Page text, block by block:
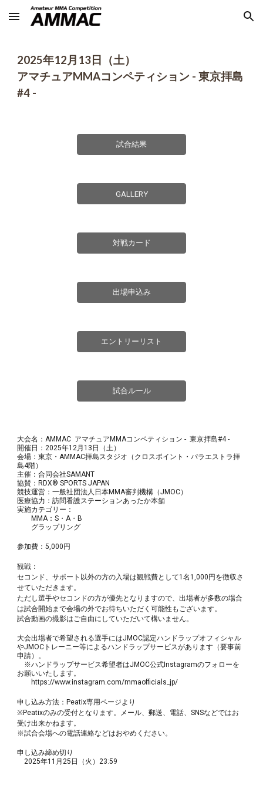
Skip to main content Skip to navigation
2025年12月 13 日（土）
アマチュアMMAコンペティション - 東京拝島
#4 -
試合結果
GALLERY
対戦カード
出場申込み
エントリーリスト
試合ルール
大会名：AMMAC アマチュアMMAコンペティション - 東京拝島#4-
開催日：2025年12月 13 日（土）
会場：東京・AMMAC拝島スタジオ（クロスポイント・パラエストラ拝
島4階）
主催：合同会社SAMANT
協賛：RDX® SPORTS JAPAN
競技運営：一般社団法人日本MMA審判機構（JMOC）
医療協力：訪問看護ステーションあったか本舗
実施カテゴリー：
MMA：S・A・B
グラップリング
参加費：5,000円
観戦：
セコンド、サポート以外の方の入場は観戦費として1名1,000円を徴収さ
せていただきます。
ただし選手やセコンドの方が優先となりますので、出場者が多数の場合
は試合開始まで会場の外でお待ちいただく可能性もございます。
試合動画の撮影はご自由にしていただいて構いません。
大会出場者で希望される選手にはJMOC認定ハンドラップオフィシャル
やJMOCトレーニー等によるハンドラップサービスがあります（要事前
申請）。
※ハンドラップサービス希望者はJMOC公式Instagramのフォローを
お願いいたします。
https://www.instagram.com/mmaofficials_jp/
申し込み方法：Peatix専用ページより
※Peatixのみの受付となります。メール、郵送、電話、SNSなどではお
受け出来かねます。
※試合会場への電話連絡などはおやめください。
申し込み締め切り
2025年1 1 月25 日（ 火 ）23:59